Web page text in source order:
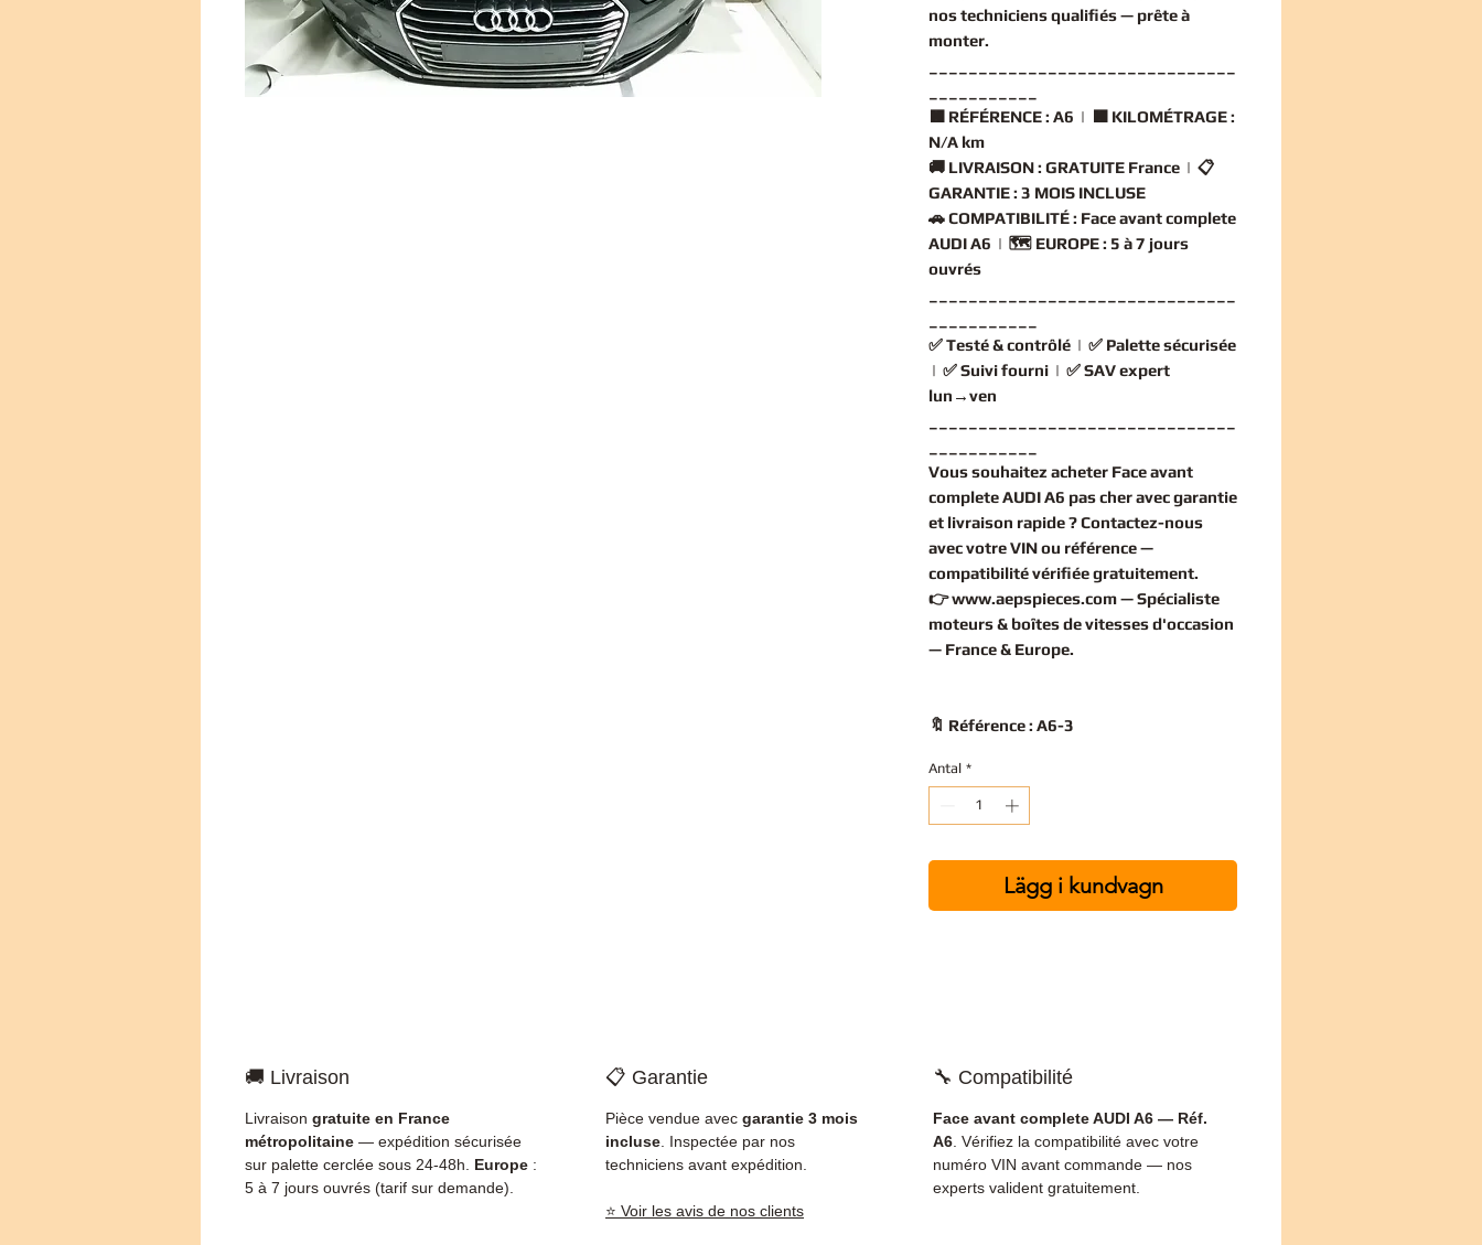
nos techniciens qualifiés — prête à
monter.
🟧 RÉFÉRENCE : A6 | 🟧 KILOMÉTRAGE :
N/A km
🚚 LIVRAISON : GRATUITE France | 📋
GARANTIE : 3 MOIS INCLUSE
🚗COMPATIBILITÉ : Face avant complete
AUDI A6 | 🗺️ EUROPE : 5 à 7 jours
ouvrés
✅Testé & contrôlé | ✅ Palette sécurisée
| ✅Suivi fourni | ✅SAV expert
lun→ven
Vous souhaitez acheter Face avant
complete AUDI A6 pas cheravec garantie
et livraison rapide ? Contactez-nous
avec votre VIN ou référence —
compatibilité vérifiéegratuitement.
👉www.aepspieces.com— Spécialiste
moteurs & boîtes de vitesses d'occasion
— France & Europe.
🔖 Référence : A6-3
Antal *
Lägg i kundvagn
🚚 Livraison
Livraison gratuite en France
métropolitaine — expédition sécurisée
sur palette cerclée sous 24-48h. Europe :
5 à 7 jours ouvrés (tarif sur demande).
📋 Garantie
Pièce vendue avec garantie 3 mois
incluse . Inspectée par nos
techniciens avant expédition.
⭐ Voir les avis de nos clients
🔧 Compatibilité
Face avant complete AUDI A6 — Réf.
A6 . Vérifiez la compatibilité avec votre
numéro VIN avant commande — nos
experts valident gratuitement.